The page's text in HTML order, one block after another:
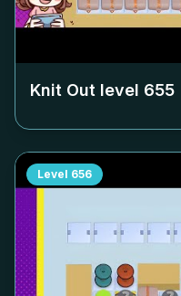
Knit Out level 655
Level 656